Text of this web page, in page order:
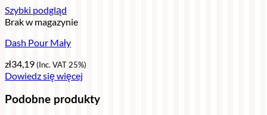
Szybki podgląd
Brak w magazynie
Dash Pour Mały
zł34,19(Inc. VAT 25%)
Dowiedz się więcej
Podobne produkty